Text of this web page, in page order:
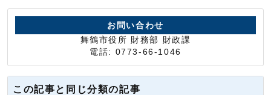
お問い合わせ
舞鶴市役所 財務部 財政課
電話: 0773-66-1046
この記事と同じ分類の記事